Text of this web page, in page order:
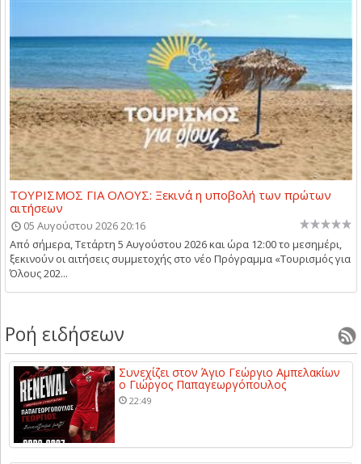
ΤΟΥΡΙΣΜΟΣ ΓΙΑ ΟΛΟΥΣ: Ξεκινά η υποβολή των πρώτων
αιτήσεων
05 Αυγούστου 2026 20:16
Από σήμερα, Τετάρτη 5 Αυγούστου 2026 και ώρα 12:00 το μεσημέρι,
ξεκινούν οι αιτήσεις συμμετοχής στο νέο Πρόγραμμα «Τουρισμός για
Όλους 202...
Ροή ειδήσεων
Συνεχίζει στον Άγιο Γεώργιο Αμπελακίων
ο Γιώργος Παπαγεωργόπουλος
22:49